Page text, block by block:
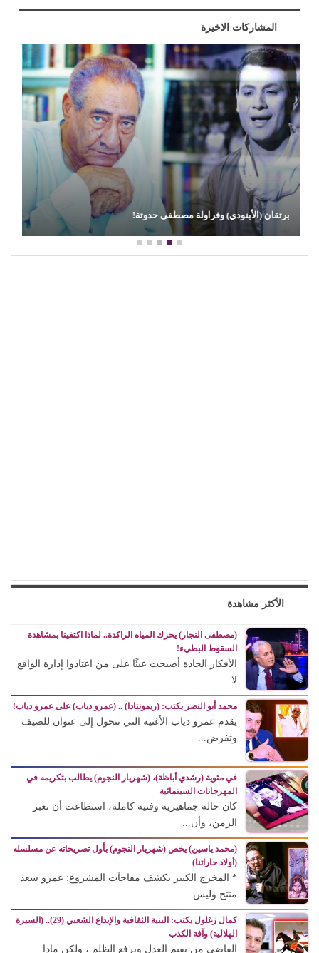
المشاركات الاخيرة
محمود عطية يكتب: سوق (الترند) واللحم الرخيص!
الأكثر مشاهدة
(مصطفى النجار) يحرك المياه الراكدة.. لماذا اكتفينا بمشاهدة
السقوط البطيء!
الأفكار الجادة أصبحت عبئًا على من اعتادوا إدارة الواقع
لا...
محمد أبو النصر يكتب: (ريمونتادا) .. (عمرو دياب) على عمرو دياب!
يقدم عمرو دياب الأغنية التي تتحول إلى عنوان للصيف
وتفرض...
في مئوية (رشدي أباظة)، (شهريار النجوم) يطالب بتكريمه في
المهرجانات السينمائية
كان حالة جماهيرية وفنية كاملة، استطاعت أن تعبر
الزمن، وأن...
(محمد ياسين) يخص (شهريار النجوم) بأول تصريحاته عن مسلسله
(أولاد حاراتنا)
* المخرج الكبير يكشف مفاجآت المشروع: عمرو سعد
منتج وليس...
كمال زغلول يكتب: البنية الثقافية والإبداع الشعبي (29).. (السيرة
الهلالية) وآفة الكذب
القاضي من يقيم العدل ويرفع الظلم ، ولكن ماذا